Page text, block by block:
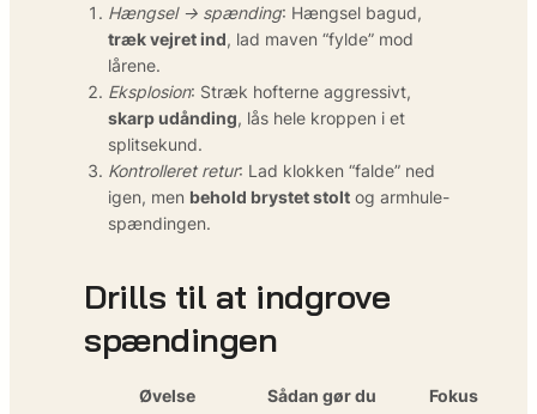
Hængsel → spænding: Hængsel bagud,
træk vejret ind, lad maven “fylde” mod
lårene.
Eksplosion: Stræk hofterne aggressivt,
skarp udånding, lås hele kroppen i et
splitsekund.
Kontrolleret retur: Lad klokken “falde” ned
igen, men behold brystet stolt og armhule-
spændingen.
Drills til at indgrove
spændingen
Øvelse Sådan gør du Fokus